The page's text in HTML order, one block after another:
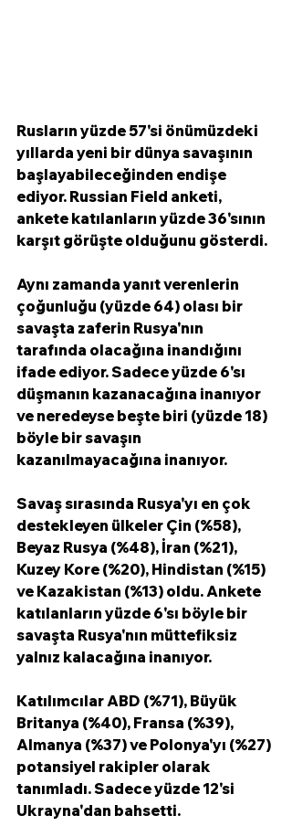
Rusların yüzde 57'si önümüzdeki
yıllarda yeni bir dünya savaşının
başlayabileceğinden endişe
ediyor. Russian Field anketi,
ankete katılanların yüzde 36'sının
karşıt görüşte olduğunu gösterdi.
Aynı zamanda yanıt verenlerin
çoğunluğu (yüzde 64) olası bir
savaşta zaferin Rusya'nın
tarafında olacağına inandığını
ifade ediyor. Sadece yüzde 6'sı
düşmanın kazanacağına inanıyor
ve neredeyse beşte biri (yüzde 18)
böyle bir savaşın
kazanılmayacağına inanıyor.
Savaş sırasında Rusya'yı en çok
destekleyen ülkeler Çin (%58),
Beyaz Rusya (%48), İran (%21),
Kuzey Kore (%20), Hindistan (%15)
ve Kazakistan (%13) oldu. Ankete
katılanların yüzde 6'sı böyle bir
savaşta Rusya'nın müttefiksiz
yalnız kalacağına inanıyor.
Katılımcılar ABD (%71), Büyük
Britanya (%40), Fransa (%39),
Almanya (%37) ve Polonya'yı (%27)
potansiyel rakipler olarak
tanımladı. Sadece yüzde 12'si
Ukrayna'dan bahsetti.